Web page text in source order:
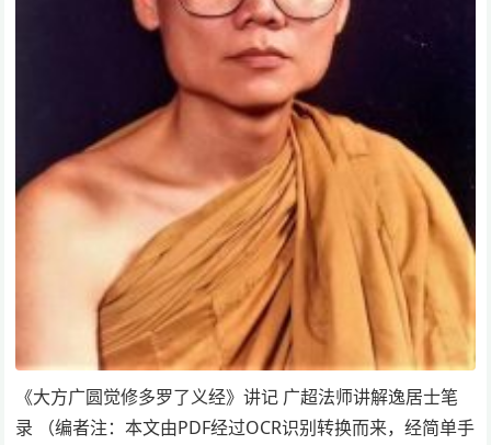
《大方广圆觉修多罗了义经》讲记 广超法师讲解逸居士笔
录 （编者注：本文由PDF经过OCR识别转换而来，经简单手